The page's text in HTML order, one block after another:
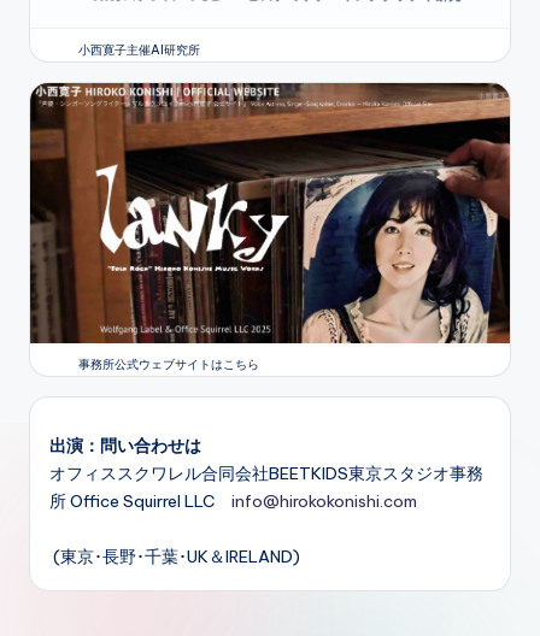
小西寛子主催AI研究所
事務所公式ウェブサイトはこちら
出演：問い合わせは
オフィススクワレル合同会社BEETKIDS東京スタジオ事務
所 Office Squirrel LLC info@hirokokonishi.com
(東京･長野･千葉･UK＆IRELAND)